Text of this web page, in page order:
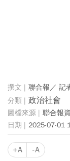
聯合報／ 記
政治社會
聯合報
2025-07-01
+A -A